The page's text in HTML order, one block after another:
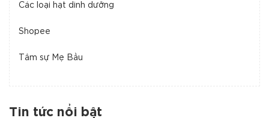
Các loại hạt dinh dưỡng
Shopee
Tâm sự Mẹ Bầu
Tin tức nổi bật